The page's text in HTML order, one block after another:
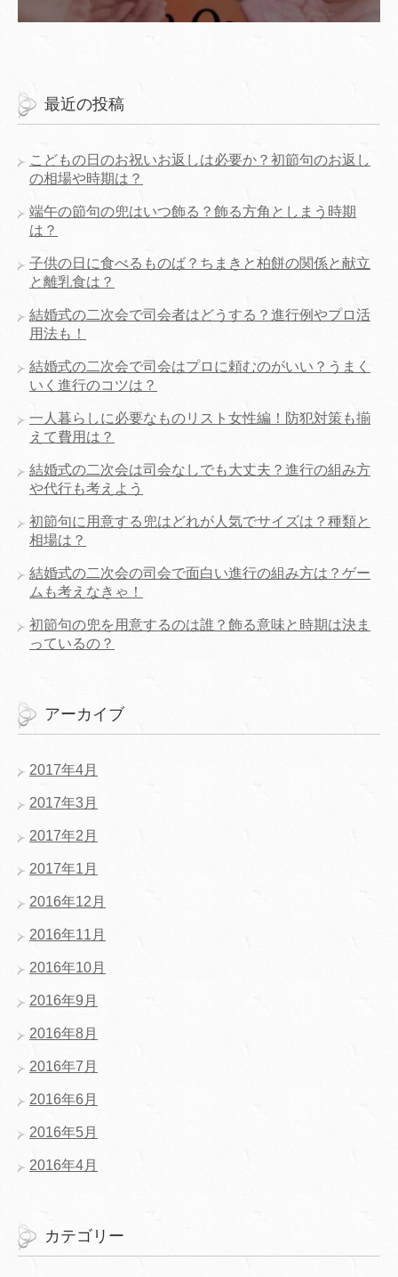
最近の投稿
こどもの日のお祝いお返しは必要か？初節句のお返し
の相場や時期は？
端午の節句の兜はいつ飾る？飾る方角としまう時期
は？
子供の日に食べるものば？ちまきと柏餅の関係と献立
と離乳食は？
結婚式の二次会で司会者はどうする？進行例やプロ活
用法も！
結婚式の二次会で司会はプロに頼むのがいい？うまく
いく進行のコツは？
一人暮らしに必要なものリスト女性編！防犯対策も揃
えて費用は？
結婚式の二次会は司会なしでも大丈夫？進行の組み方
や代行も考えよう
初節句に用意する兜はどれが人気でサイズは？種類と
相場は？
結婚式の二次会の司会で面白い進行の組み方は？ゲー
ムも考えなきゃ！
初節句の兜を用意するのは誰？飾る意味と時期は決ま
っているの？
アーカイブ
2017年4月
2017年3月
2017年2月
2017年1月
2016年12月
2016年11月
2016年10月
2016年9月
2016年8月
2016年7月
2016年6月
2016年5月
2016年4月
カテゴリー